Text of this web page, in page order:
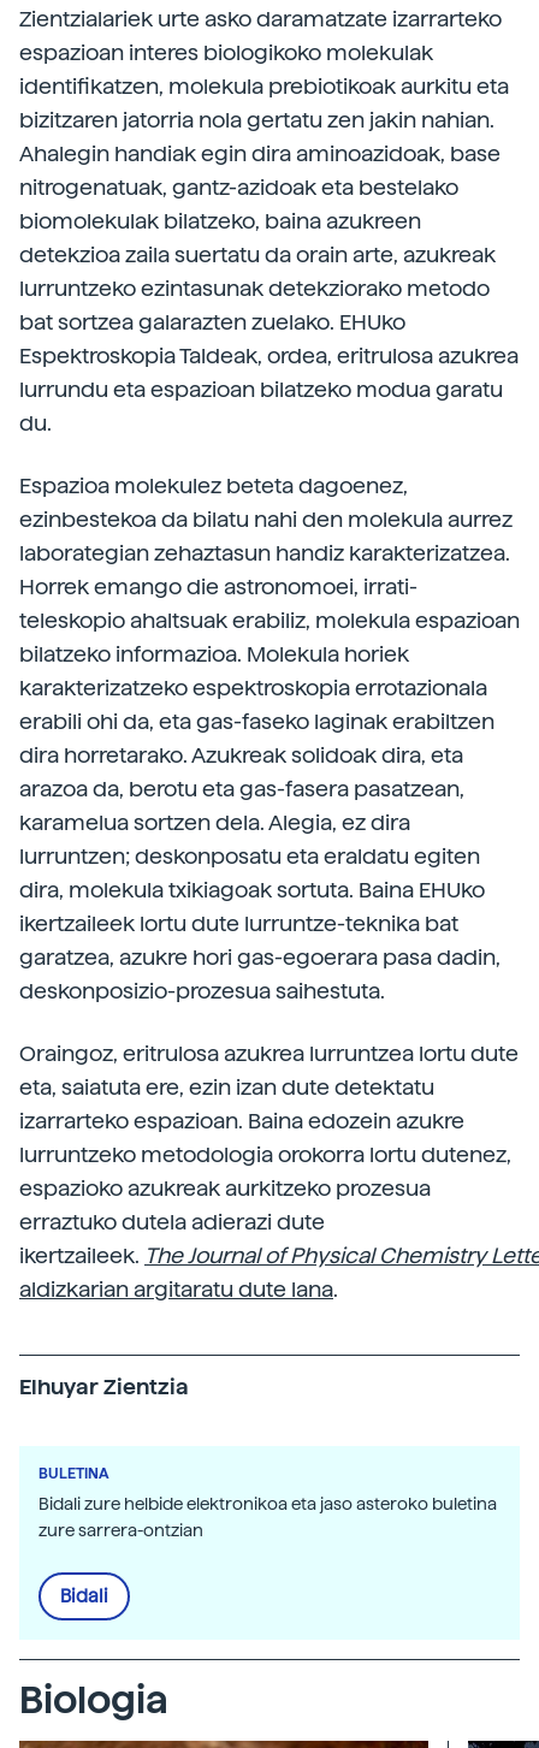
Zientzialariek urte asko daramatzate izarrarteko
espazioan interes biologikoko molekulak
identifikatzen, molekula prebiotikoak aurkitu eta
bizitzaren jatorria nola gertatu zen jakin nahian.
Ahalegin handiak egin dira aminoazidoak, base
nitrogenatuak, gantz-azidoak eta bestelako
biomolekulak bilatzeko, baina azukreen
detekzioa zaila suertatu da orain arte, azukreak
lurruntzeko ezintasunak detekziorako metodo
bat sortzea galarazten zuelako. EHUko
Espektroskopia Taldeak, ordea, eritrulosa azukrea
lurrundu eta espazioan bilatzeko modua garatu
du.
Espazioa molekulez beteta dagoenez,
ezinbestekoa da bilatu nahi den molekula aurrez
laborategian zehaztasun handiz karakterizatzea.
Horrek emango die astronomoei, irrati-
teleskopio ahaltsuak erabiliz, molekula espazioan
bilatzeko informazioa. Molekula horiek
karakterizatzeko espektroskopia errotazionala
erabili ohi da, eta gas-faseko laginak erabiltzen
dira horretarako. Azukreak solidoak dira, eta
arazoa da, berotu eta gas-fasera pasatzean,
karamelua sortzen dela. Alegia, ez dira
lurruntzen; deskonposatu eta eraldatu egiten
dira, molekula txikiagoak sortuta. Baina EHUko
ikertzaileek lortu dute lurruntze-teknika bat
garatzea, azukre hori gas-egoerara pasa dadin,
deskonposizio-prozesua saihestuta.
Oraingoz, eritrulosa azukrea lurruntzea lortu dute
eta, saiatuta ere, ezin izan dute detektatu
izarrarteko espazioan. Baina edozein azukre
lurruntzeko metodologia orokorra lortu dutenez,
espazioko azukreak aurkitzeko prozesua
erraztuko dutela adierazi dute
ikertzaileek. The Journal of Physical Chemistry
aldizkarian argitaratu dute lana.
Elhuyar Zientzia
BULETINA
Bidali zure helbide elektronikoa eta jaso asteroko buletina
zure sarrera-ontzian
Bidali
Biologia